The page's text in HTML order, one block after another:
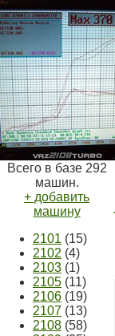
Всего в базе 292
машин.
+ добавить
машину
2101 (15)
2102 (4)
2103 (1)
2105 (11)
2106 (19)
2107 (13)
2108 (58)